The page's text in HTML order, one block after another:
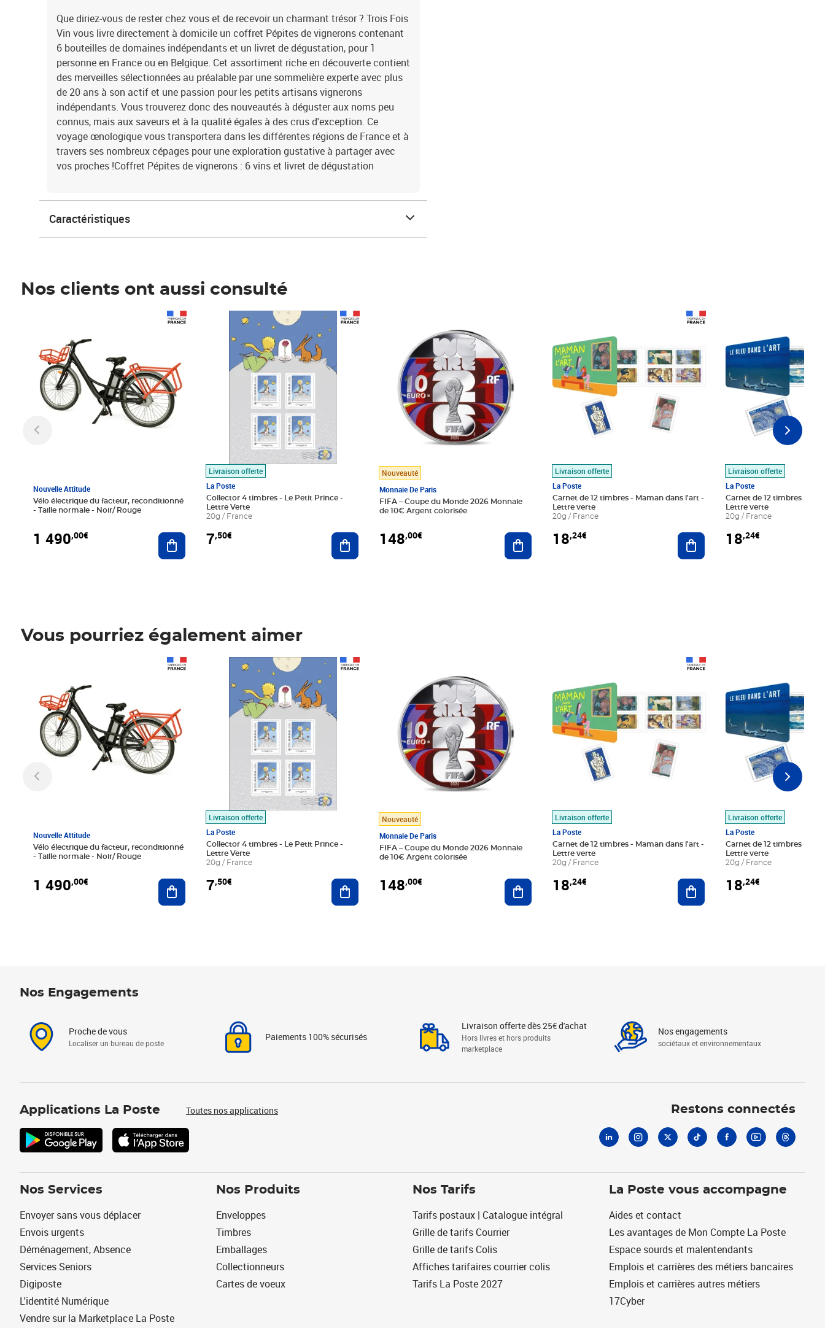
Que diriez-vous de rester chez vous et de recevoir un charmant trésor ? Trois Fois
Vin vous livre directement à domicile un coffret Pépites de vignerons contenant
6 bouteilles de domaines indépendants et un livret de dégustation, pour 1
personne en France ou en Belgique. Cet assortiment riche en découverte contient
des merveilles sélectionnées au préalable par une sommelière experte avec plus
de 20 ans à son actif et une passion pour les petits artisans vignerons
indépendants. Vous trouverez donc des nouveautés à déguster aux noms peu
connus, mais aux saveurs et à la qualité égales à des crus d'exception. Ce
voyage œnologique vous transportera dans les différentes régions de France et à
travers ses nombreux cépages pour une exploration gustative à partager avec
vos proches !Coffret Pépites de vignerons : 6 vins et livret de dégustation
Caractéristiques
Nos clients ont aussi consulté
Nouvelle Attitude
Vélo électrique du facteur, reconditionné
- Taille normale - Noir/ Rouge
1 490,00€ Ajouter au panier
Livraison offerte
La Poste
Collector 4 timbres - Le Petit Prince -
Lettre Verte
20g / France
7,50€
Prix 7,50€
Ajouter au panier
Nouveauté
Monnaie De Paris
FIFA – Coupe du Monde 2026 Monnaie
de 10€ Argent colorisée
148,00€ Ajouter au panier
Livraison offerte
La Poste
Carnet de 12 timbres - Maman dans l'art -
Lettre verte
20g / France
18,24€ Ajouter au panier
Livraison offerte
La Poste
Carnet de 12 timbres - Le
Lettre verte
20g / France
18,24€
Vous pourriez également aimer
Nouvelle Attitude
Vélo électrique du facteur, reconditionné
- Taille normale - Noir/ Rouge
1 490,00€ Ajouter au panier
Livraison offerte
La Poste
Collector 4 timbres - Le Petit Prince -
Lettre Verte
20g / France
7,50€
Prix 7,50€
Ajouter au panier
Nouveauté
Monnaie De Paris
FIFA – Coupe du Monde 2026 Monnaie
de 10€ Argent colorisée
148,00€ Ajouter au panier
Livraison offerte
La Poste
Carnet de 12 timbres - Maman dans l'art -
Lettre verte
20g / France
18,24€ Ajouter au panier
Livraison offerte
La Poste
Carnet de 12 timbres - Le
Lettre verte
20g / France
18,24€
Nos Engagements
Proche de vous
Localiser un bureau de poste
Paiements 100% sécurisés
Livraison offerte dès 25€ d'achat
Hors livres et hors produits
marketplace
Nos engagements
sociétaux et environnementaux
Applications La Poste Toutes nos applications Restons connectés
Nos Services
Envoyer sans vous déplacer
Envois urgents
Déménagement, Absence
Services Seniors
Digiposte
L'identité Numérique
Vendre sur la Marketplace La Poste
Nos Produits
Enveloppes
Timbres
Emballages
Collectionneurs
Cartes de voeux
Nos Tarifs
Tarifs postaux | Catalogue intégral
Grille de tarifs Courrier
Grille de tarifs Colis
Affiches tarifaires courrier colis
Tarifs La Poste 2027
La Poste vous accompagne
Aides et contact
Les avantages de Mon Compte La Poste
Espace sourds et malentendants
Emplois et carrières des métiers bancaires
Emplois et carrières autres métiers
17Cyber